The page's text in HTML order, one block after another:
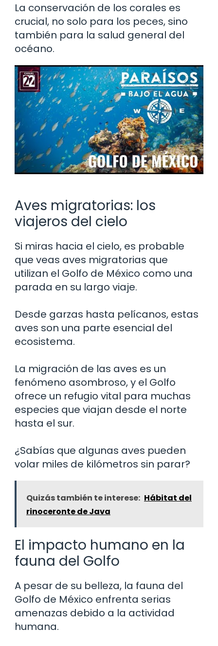
La conservación de los corales es
crucial, no solo para los peces, sino
también para la salud general del
océano.
Aves migratorias: los
viajeros del cielo
Si miras hacia el cielo, es probable
que veas aves migratorias que
utilizan el Golfo de México como una
parada en su largo viaje.
Desde garzas hasta pelícanos, estas
aves son una parte esencial del
ecosistema.
La migración de las aves es un
fenómeno asombroso, y el Golfo
ofrece un refugio vital para muchas
especies que viajan desde el norte
hasta el sur.
¿Sabías que algunas aves pueden
volar miles de kilómetros sin parar?
Quizás también te interese: Hábitat del
rinoceronte de Java
El impacto humano en la
fauna del Golfo
A pesar de su belleza, la fauna del
Golfo de México enfrenta serias
amenazas debido a la actividad
humana.